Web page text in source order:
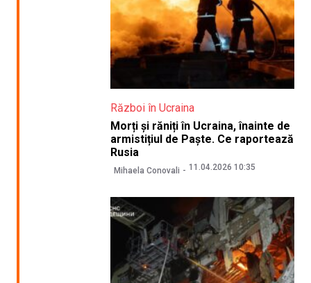
Război în Ucraina
Morți și răniți în Ucraina, înainte de
armistițiul de Paște. Ce raportează
Rusia
Mihaela Conovali 11.04.2026 10:35